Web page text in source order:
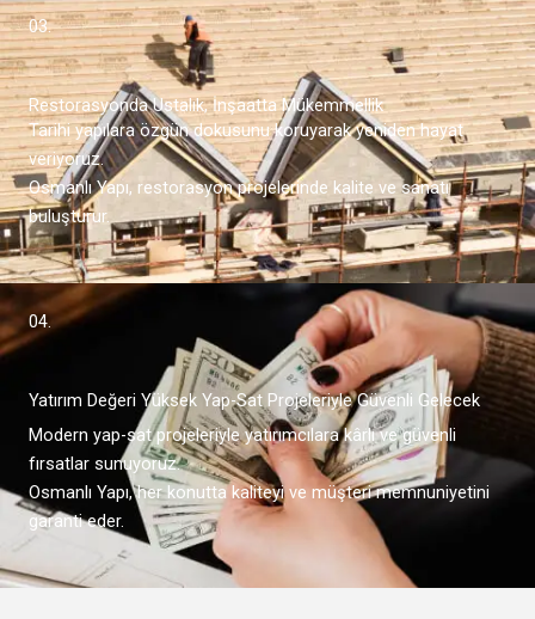
03.
Restorasyonda Ustalık, İnşaatta Mükemmellik
Tarihi yapılara özgün dokusunu koruyarak yeniden hayat
veriyoruz.
Osmanlı Yapı, restorasyon projelerinde kalite ve sanatı
buluşturur.
04.
Yatırım Değeri Yüksek Yap-Sat Projeleriyle Güvenli Gelecek
Modern yap-sat projeleriyle yatırımcılara kârlı ve güvenli
fırsatlar sunuyoruz.
Osmanlı Yapı, her konutta kaliteyi ve müşteri memnuniyetini
garanti eder.